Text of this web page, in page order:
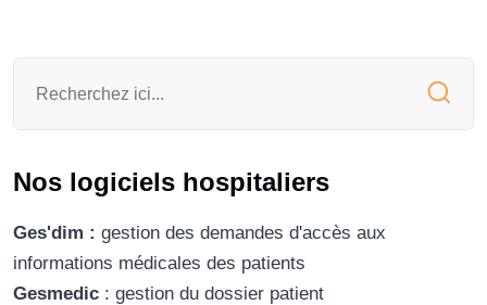
Nos logiciels hospitaliers
Ges'dim : gestion des demandes d'accès aux
informations médicales des patients
Gesmedic : gestion du dossier patient